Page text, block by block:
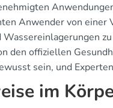
Anwender von einer
Wassereinlagerungen
den offiziellen
sein, und
im